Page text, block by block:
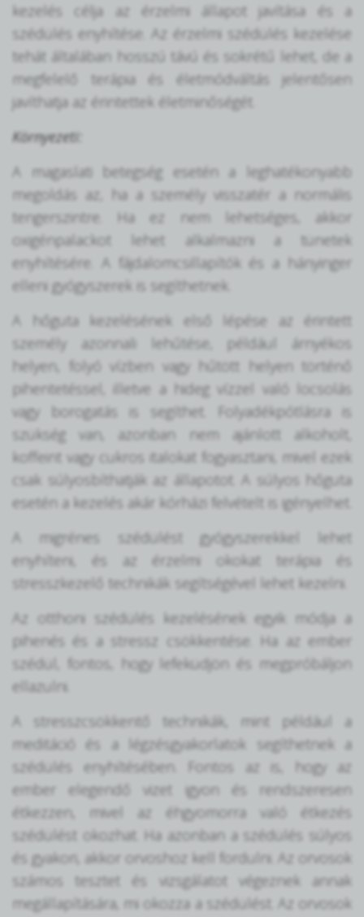
kezelés célja az érzelmi állapot javítása és a
szédülés enyhítése. Az érzelmi szédülés kezelése
tehát általában hosszú távú és sokrétű lehet, de a
megfelelő terápia és életmódváltás jelentősen
javíthatja az érintettek életminőségét.
Környezeti:
A magaslati betegség esetén a leghatékonyabb
megoldás az, ha a személy visszatér a normális
tengerszintre. Ha ez nem lehetséges, akkor
oxigénpalackot lehet alkalmazni a tünetek
enyhítésére. A fájdalomcsillapítók és a hányinger
elleni gyógyszerek is segíthetnek.
A hőguta kezelésének első lépése az érintett
személy azonnali lehűtése, például árnyékos
helyen, folyó vízben vagy hűtött helyen történő
pihentetéssel, illetve a hideg vízzel való locsolás
vagy borogatás is segíthet. Folyadékpótlásra is
szükség van, azonban nem ajánlott alkoholt,
koffeint vagy cukros italokat fogyasztani, mivel ezek
csak súlyosbíthatják az állapotot. A súlyos hőguta
esetén a kezelés akár kórházi felvételt is igényelhet.
A migrénes szédülést gyógyszerekkel lehet
enyhíteni, és az érzelmi okokat terápia és
stresszkezelő technikák segítségével lehet kezelni.
Az otthoni szédülés kezelésének egyik módja a
pihenés és a stressz csökkentése. Ha az ember
szédül, fontos, hogy lefeküdjön és megpróbáljon
ellazulni.
A stresszcsökkentő technikák, mint például a
meditáció és a légzésgyakorlatok segíthetnek a
szédülés enyhítésében. Fontos az is, hogy az
ember elegendő vizet igyon és rendszeresen
étkezzen, mivel az éhgyomorra való étkezés
szédülést okozhat. Ha azonban a szédülés súlyos
és gyakori, akkor orvoshoz kell fordulni. Az orvosok
számos tesztet és vizsgálatot végeznek annak
megállapítására, mi okozza a szédülést. Az orvosok